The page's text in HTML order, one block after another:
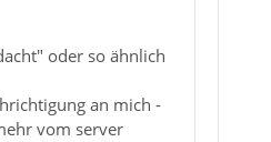
oder so ähnlich
an mich -
vom server